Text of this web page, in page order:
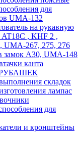
для
UMA-132
на рукавную
, KHF 2 ,
UMA-267, 275, 276
замок А30, UMA-148
канта
РУБАШЕК
складок
лампас
для
и кронштейны